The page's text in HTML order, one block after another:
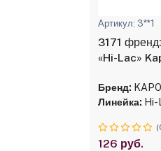
Артикул: 3**1
3171
«Hi-Lac»
Бренд:
Линейка: Hi-
126 руб.